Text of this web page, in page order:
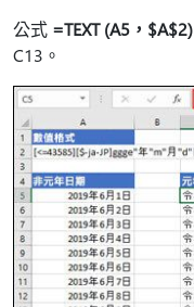
公式 =TEXT (A5，$A$2)
C13。